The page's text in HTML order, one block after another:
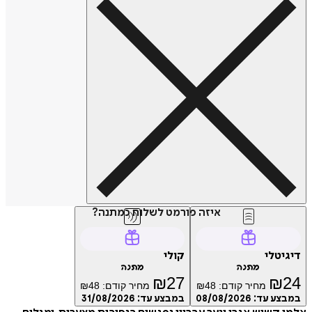
איזה פורמט לשלוח כמתנה?
₪ מחיר קודם: ₪48
עד:08/08/2026
₪ 27 מחיר קודם: ₪48
במבצע עד:31/08/2026